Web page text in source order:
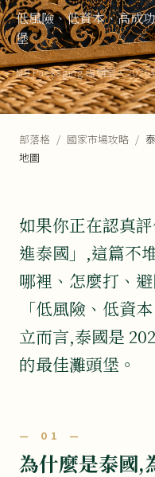
低風險、低資本、高成
堡
MB Packaging 編輯室·2026
部落格 / 國家市場攻略 /
地圖
如果你正在認真
進泰國」,這篇不
哪裡、怎麼打、
「低風險、低資
立而言,泰國是
的最佳灘頭堡。
— 01 —
為什麼是泰國,